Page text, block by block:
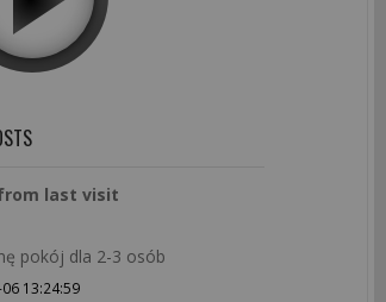
last visit
pokój dla 2-3 osób
13:24:59